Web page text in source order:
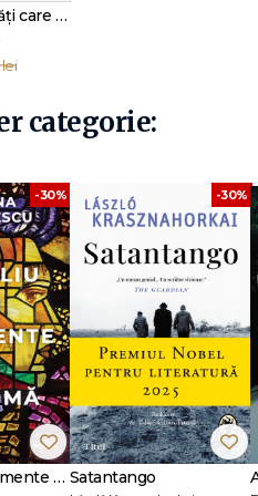
Pachet Intimități care dor
lei
categorie:
-30%
Vitraliu din fragmente de fantomă
-30%
Satantango